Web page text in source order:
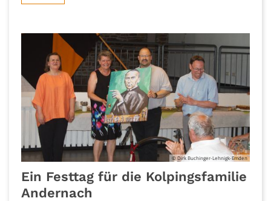
© Dirk Buchinger-Lehnigk-Emden
Ein Festtag für die Kolpingsfamilie
Andernach